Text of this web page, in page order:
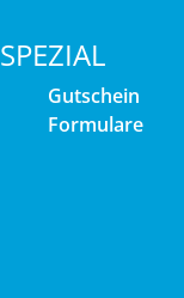
SPEZIAL
Gutschein
Formulare